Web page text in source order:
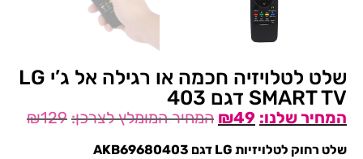
שלט לטלויזיה חכמה או רגילה אל ג’י LG
SMART TV דגם 403
₪129 ₪49
שלט רחוק לטלויזיות LG דגם AKB69680403